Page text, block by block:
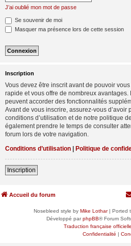
J’ai oublié mon mot de passe
Se souvenir de moi
Masquer ma présence lors de cette session
Inscription
Vous devez être inscrit avant de pouvoir
rapide et vous offre de nombreux
peuvent accorder des fonctionnalités
Avant de vous inscrire, assurez-vous d’avoir
conditions d’utilisation et de notre politique
également prendre le temps de consulter
forum lors de votre navigation.
Conditions d’utilisation | Politique de
Inscription
Accueil du forum
Nosebleed style by Mike Lothar| Ported
Développé parphpBB® Forum
Traduction française officielle
Confidentialité |